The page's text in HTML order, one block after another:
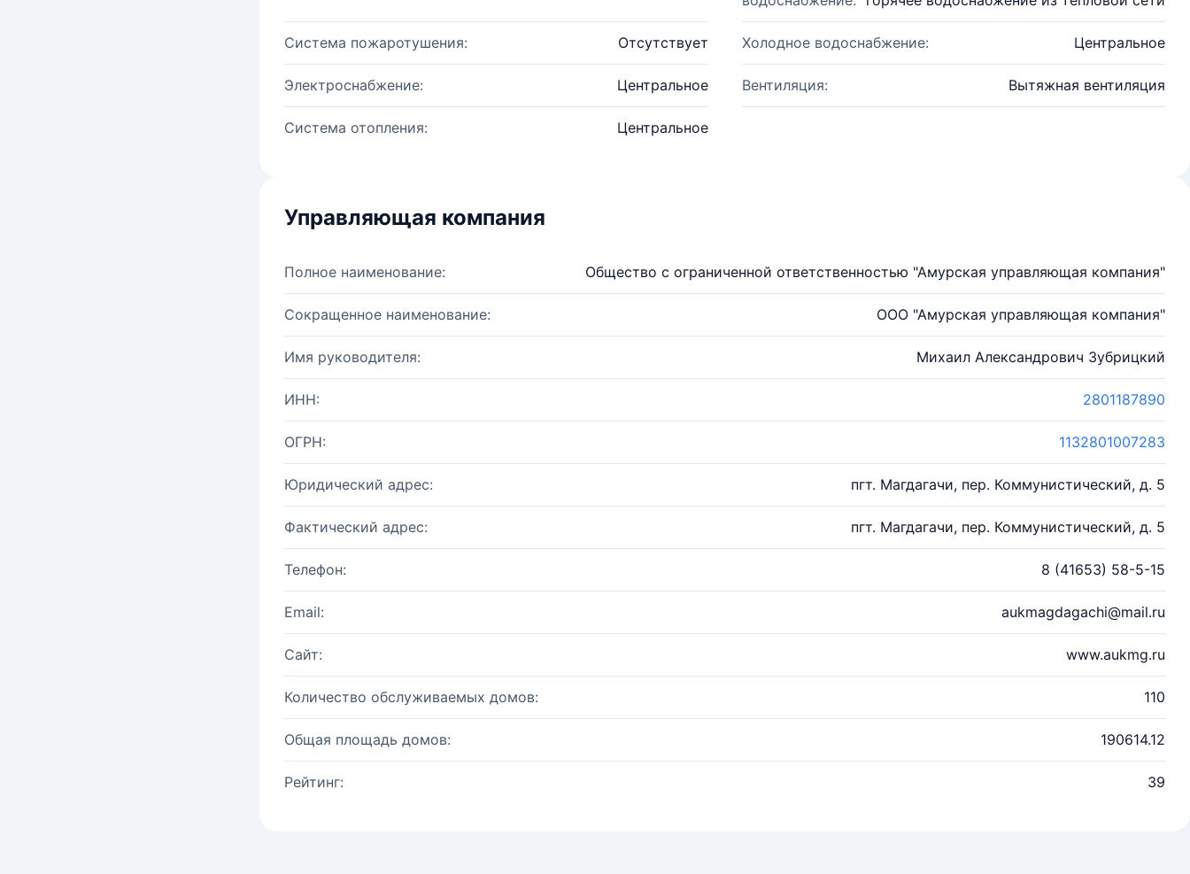
Система пожаротушения: Отсутствует Холодное водоснабжение: Центральное
Электроснабжение: Центральное Вентиляция: Вытяжная вентиляция
Система отопления: Центральное
Управляющая компания
Полное наименование: Общество с ограниченной ответственностью "Амурская управляющая компания"
Сокращенное наименование: ООО "Амурская управляющая компания"
Имя руководителя: Михаил Александрович Зубрицкий
ИНН: 2801187890
ОГРН: 1132801007283
Юридический адрес: пгт. Магдагачи, пер. Коммунистический, д. 5
Фактический адрес: пгт. Магдагачи, пер. Коммунистический, д. 5
Телефон: 8 (41653) 58-5-15
Email: aukmagdagachi@mail.ru
Сайт: www.aukmg.ru
Количество обслуживаемых домов: 110
Общая площадь домов: 190614.12
Рейтинг: 39